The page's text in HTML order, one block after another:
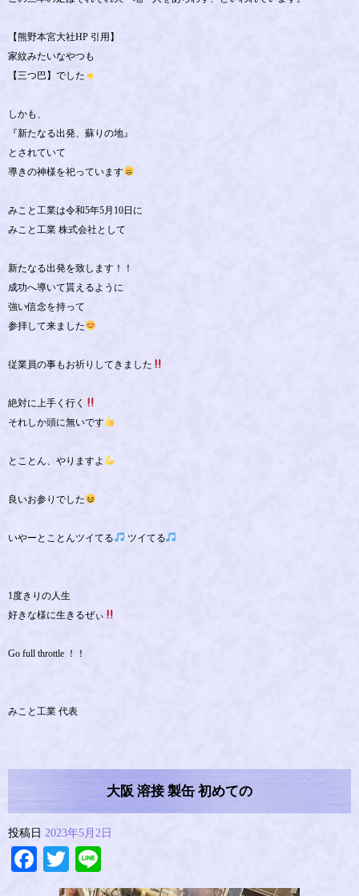
【熊野本宮大社HP 引用】
家紋みたいなやつも
【三つ巴】でした
しかも、
『新たなる出発、蘇りの地』
とされていて
導きの神様を祀っています
みこと工業は令和5年5月10日に
みこと工業 株式会社として
新たなる出発を致します！！
成功へ導いて貰えるように
強い信念を持って
参拝して来ました
従業員の事もお祈りしてきました
絶対に上手く行く
それしか頭に無いです
とことん、やりますよ
良いお参りでした
いやーとことんツイてる ツイてる
1度きりの人生
好きな様に生きるぜぃ
Go full throttle ！！
みこと工業 代表
大阪 溶接 製缶 初めての
投稿日 2023年5月2日
Facebook
Twitter